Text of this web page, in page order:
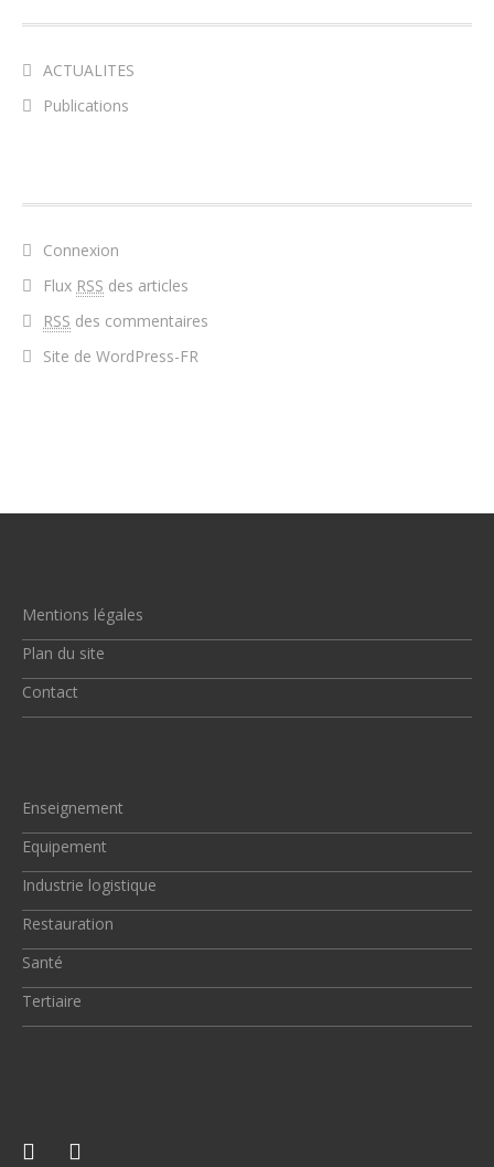
ACTUALITES
Publications
Connexion
Flux RSS des articles
RSS des commentaires
Site de WordPress-FR
Mentions légales
Plan du site
Contact
Enseignement
Equipement
Industrie logistique
Restauration
Santé
Tertiaire